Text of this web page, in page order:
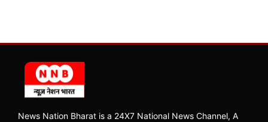
News Nation Bharat is a 24X7 National News Channel, A